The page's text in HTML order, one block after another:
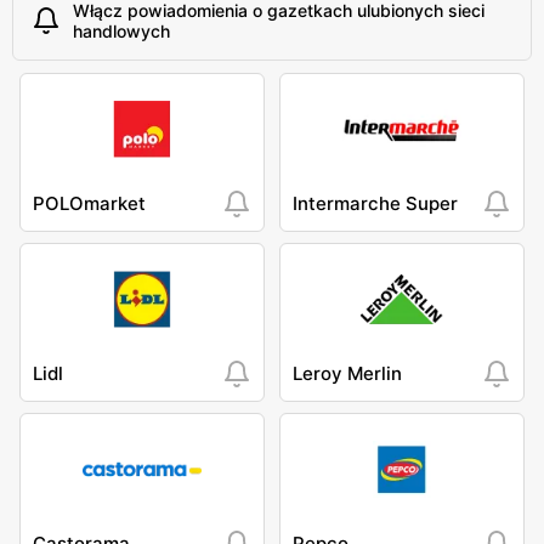
Włącz powiadomienia o gazetkach ulubionych sieci
handlowych
POLOmarket Intermarche Super
Lidl Leroy Merlin